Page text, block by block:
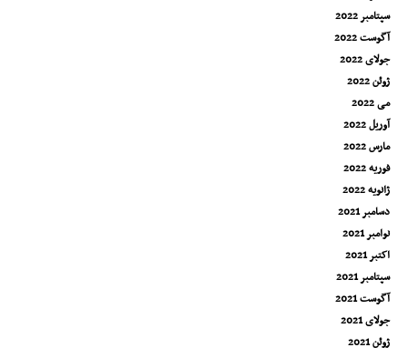
سپتامبر 2022
آگوست 2022
جولای 2022
ژوئن 2022
می 2022
آوریل 2022
مارس 2022
فوریه 2022
ژانویه 2022
دسامبر 2021
نوامبر 2021
اکتبر 2021
سپتامبر 2021
آگوست 2021
جولای 2021
ژوئن 2021